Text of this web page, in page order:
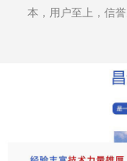
本，用户至上，信誉